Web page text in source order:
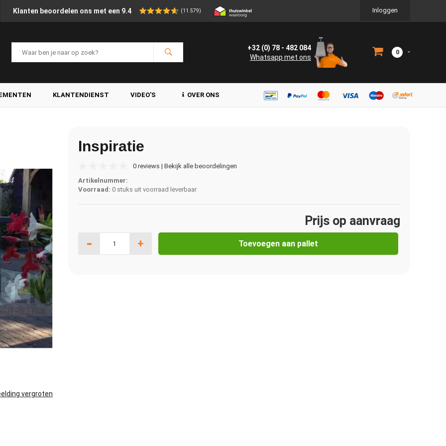
Klanten beoordelen ons met een 9.4 (11.579) Inloggen
+32 (0) 78 - 482 084
Whatsapp met ons
0
KLANTENDIENST VIDEO'S OVER ONS
vergroten
Inspiratie
0 reviews | Bekijk alle beoordelingen
Artikelnummer:
Voorraad: 0 stuks uit voorraad leverbaar
Prijs op aanvraag
- + Toevoegen aan pallet